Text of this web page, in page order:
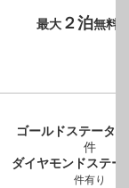
最大２泊無料
ゴールドステータス
件
ダイヤモンドステー
件有り